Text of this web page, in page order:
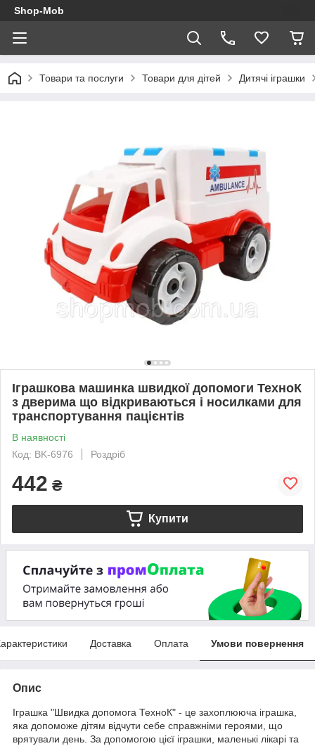
Shop-Mob
Товари та послуги Товари для дітей Дитячі іграшки
Іграшкова машинка швидкої допомоги ТехноК
з дверима що відкриваються і носилками для
транспортування пацієнтів
В наявності
Код: BK-6976
Роздріб
442 ₴
Купити
Доставка Оплата Умови повернення
Опис
Іграшка "Швидка допомога ТехноК" - це захоплююча іграшка,
яка допоможе дітям відчути себе справжніми героями, що
врятували день. За допомогою цієї іграшки, маленькі лікарі та